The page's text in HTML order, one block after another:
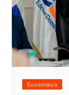
Económica